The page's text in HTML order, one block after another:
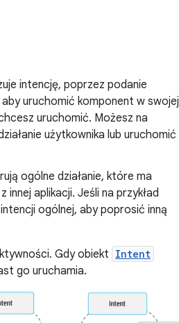
intencję, poprzez podanie
uruchomić komponent w swojej
uruchomić. Możesz na
użytkownika lub uruchomić
ogólne działanie, które ma
aplikacji. Jeśli na przykład
ogólnej, aby poprosić inną
Gdy obiekt Intent
go uruchamia.